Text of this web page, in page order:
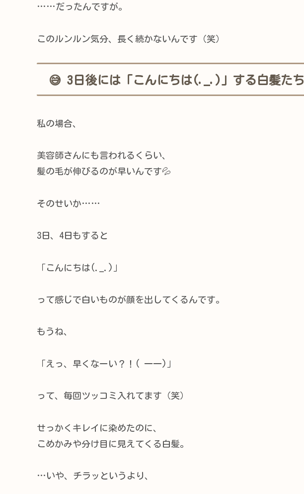
……だったんですが。
このルンルン気分、長く続かないんです（笑）
😅 3日後には「こんにちは(._.)」する白髪たち
私の場合、
美容師さんにも言われるくらい、
髪の毛が伸びるのが早いんです💦
そのせいか……
3日、4日もすると
「こんにちは(._.)」
って感じで白いものが顔を出してくるんです。
もうね、
「えっ、早くなーい？！( 一一)」
って、毎回ツッコミ入れてます（笑）
せっかくキレイに染めたのに、
こめかみや分け目に見えてくる白髪。
…いや、チラッというより、